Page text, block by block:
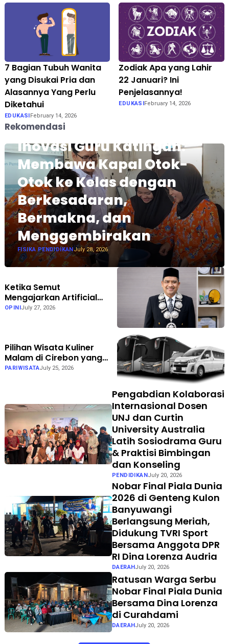
7 Bagian Tubuh Wanita
yang Disukai Pria dan
Alasannya Yang Perlu
Diketahui
EDUKASI February 14, 2026
Zodiak Apa yang Lahir
22 Januari? Ini
Penjelasannya!
EDUKASI February 14, 2026
Rekomendasi
Inovasi Guru Katingan:
Membawa Kapal Otok-
Otok ke Kelas dengan
Berkesadaran,
Bermakna, dan
Menggembirakan
FISIKA PENDIDIKAN July 28, 2026
Ketika Semut
Mengajarkan Artificial
Intelligence: Inspirasi Al-
OPINIJuly 27, 2026
Pilihan Wisata Kuliner
Malam di Cirebon yang
Wajib Didatangi Saat
PARIWISATAJuly 25, 2026
Pengabdian Kolaborasi
Internasional Dosen
UNJ dan Curtin
University Australia
Latih Sosiodrama Guru
& Praktisi Bimbingan
dan Konseling
PENDIDIKANJuly 20, 2026
Nobar Final Piala Dunia
2026 di Genteng Kulon
Banyuwangi
Berlangsung Meriah,
Didukung TVRI Sport
Bersama Anggota DPR
RI Dina Lorenza Audria
DAERAHJuly 20, 2026
Ratusan Warga Serbu
Nobar Final Piala Dunia
Bersama Dina Lorenza
di Curahdami
DAERAH July 20, 2026